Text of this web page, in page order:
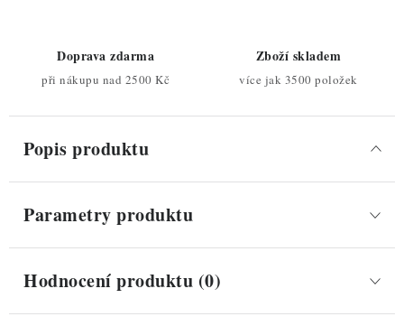
Doprava zdarma
při nákupu nad 2500 Kč
Zboží skladem
více jak 3500 položek
Popis produktu
Parametry produktu
Hodnocení produktu (0)